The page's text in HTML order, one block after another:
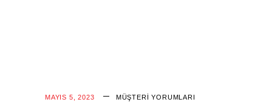
MAYIS 5, 2023 MÜŞTERI YORUMLARI